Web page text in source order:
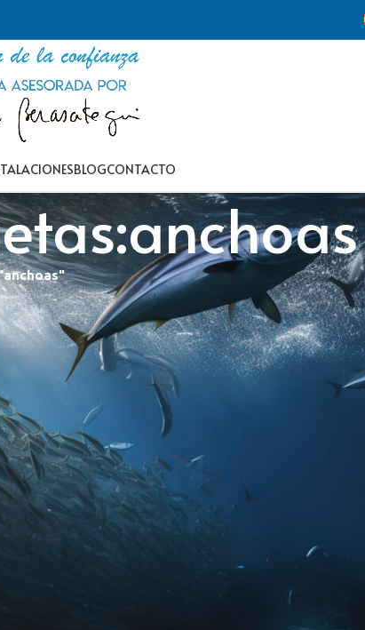
BLOGCONTACTO
CATEGORIES
Eventos
Gastronomía
Recetas